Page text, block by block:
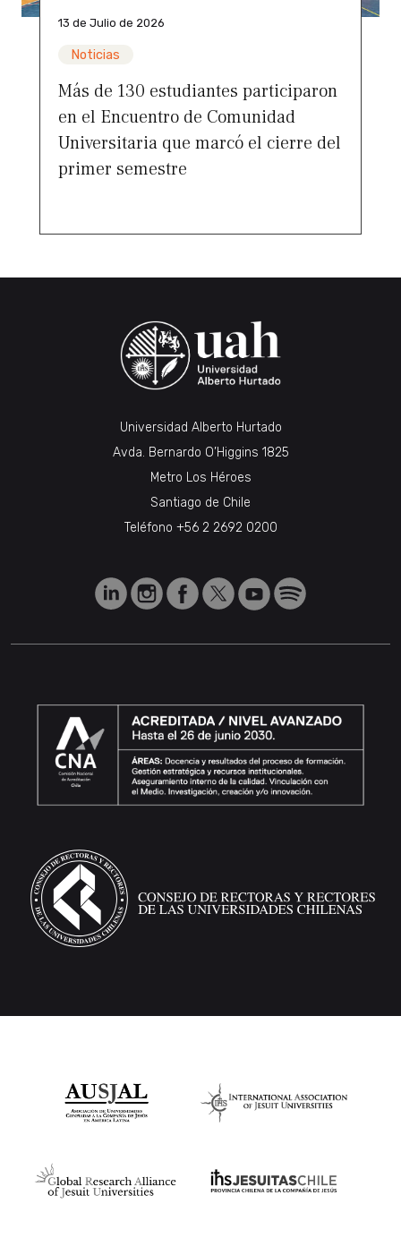
13 de Julio de 2026
Noticias
Más de 130 estudiantes participaron
en el Encuentro de Comunidad
Universitaria que marcó el cierre del
primer semestre
Universidad Alberto Hurtado
Avda. Bernardo O’Higgins 1825
Metro Los Héroes
Santiago de Chile
Teléfono +56 2 2692 0200